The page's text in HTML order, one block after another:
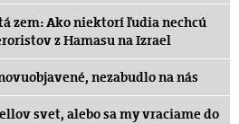
zem: Ako niektorí ľudia nechcú
z Hamasu na Izrael
nezabudlo na nás
svet, alebo sa my vraciame do